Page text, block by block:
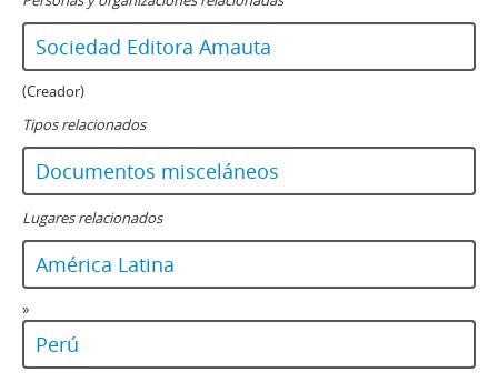
Sociedad Editora Amauta
(Creador)
Tipos relacionados
Documentos misceláneos
Lugares relacionados
América Latina
»
Perú